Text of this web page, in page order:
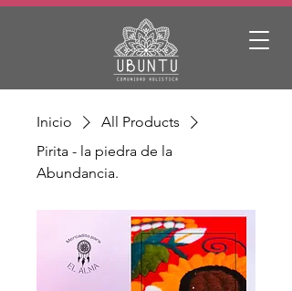
Inicio
All Products
Pirita - la piedra de la
Abundancia.